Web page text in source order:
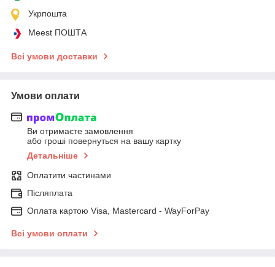
Укрпошта
Meest ПОШТА
Всі умови доставки
Умови оплати
Ви отримаєте замовлення
або гроші повернуться на вашу картку
Детальніше
Оплатити частинами
Післяплата
Оплата картою Visa, Mastercard - WayForPay
Всі умови оплати